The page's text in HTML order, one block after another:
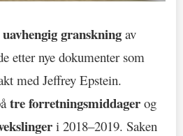
uavhengig granskning av
etter nye dokumenter som
med Jeffrey Epstein.
tre forretningsmiddager og
i 2018–2019. Saken